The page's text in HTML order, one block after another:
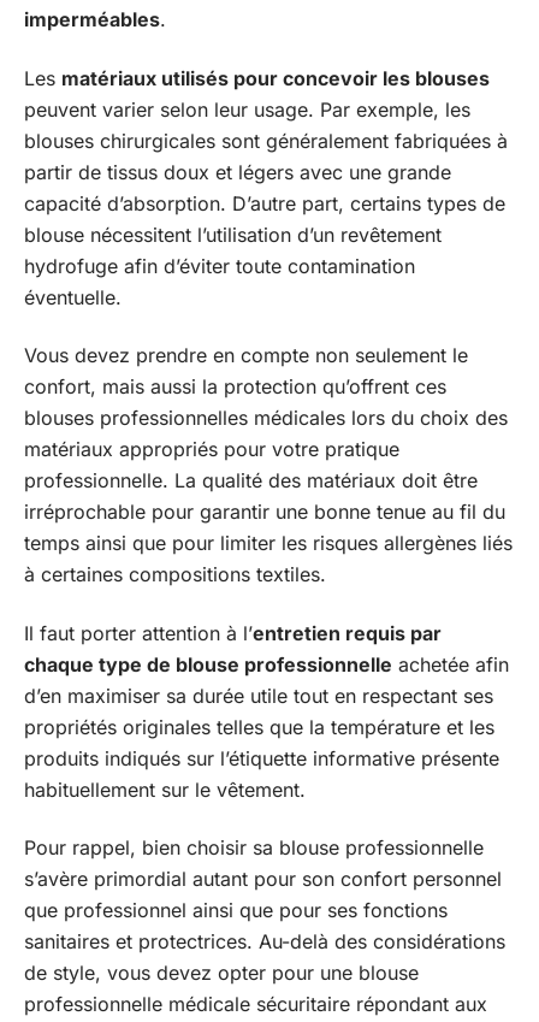
imperméables.
Les matériaux utilisés pour concevoir les blouses
peuvent varier selon leur usage. Par exemple, les
blouses chirurgicales sont généralement fabriquées à
partir de tissus doux et légers avec une grande
capacité d’absorption. D’autre part, certains types de
blouse nécessitent l’utilisation d’un revêtement
hydrofuge afin d’éviter toute contamination
éventuelle.
Vous devez prendre en compte non seulement le
confort, mais aussi la protection qu’offrent ces
blouses professionnelles médicales lors du choix des
matériaux appropriés pour votre pratique
professionnelle. La qualité des matériaux doit être
irréprochable pour garantir une bonne tenue au fil du
temps ainsi que pour limiter les risques allergènes liés
à certaines compositions textiles.
Il faut porter attention à l’entretien requis par
chaque type de blouse professionnelle achetée afin
d’en maximiser sa durée utile tout en respectant ses
propriétés originales telles que la température et les
produits indiqués sur l’étiquette informative présente
habituellement sur le vêtement.
Pour rappel, bien choisir sa blouse professionnelle
s’avère primordial autant pour son confort personnel
que professionnel ainsi que pour ses fonctions
sanitaires et protectrices. Au-delà des considérations
de style, vous devez opter pour une blouse
professionnelle médicale sécuritaire répondant aux